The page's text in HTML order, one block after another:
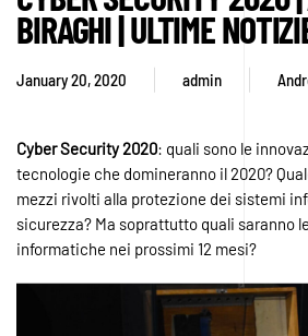
BIRAGHI | ULTIME
January 20, 2020 admin
CyberSecurity2020: quali sono le
tecnologie che domineranno il 2020?
mezzi rivolti alla protezione dei sistemi
sicurezza? Ma soprattutto quali saranno
informatiche nei prossimi 12 mesi?